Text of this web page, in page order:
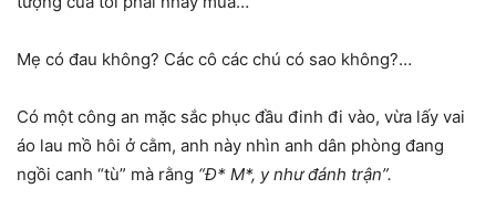
Mẹ có đau không? Các cô các chú có sao không?…
Có một công an mặc sắc phục đầu đinh đi vào, vừa lấy vai
áo lau mồ hôi ở cằm, anh này nhìn anh dân phòng đang
ngồi canh “tù” mà rằng “Đ* M*, y như đánh trận”.